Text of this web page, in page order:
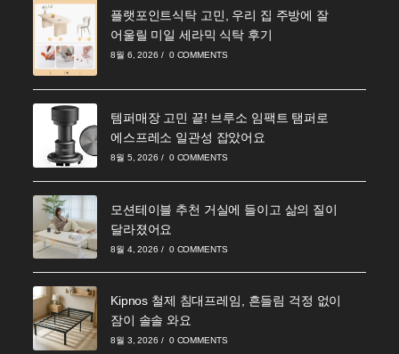
플랫포인트식탁 고민, 우리 집 주방에 잘
어울릴 미일 세라믹 식탁 후기
8월 6, 2026 / 0 COMMENTS
템퍼매장 고민 끝! 브루소 임팩트 탬퍼로
에스프레소 일관성 잡았어요
8월 5, 2026 / 0 COMMENTS
모션테이블 추천 거실에 들이고 삶의 질이
달라졌어요
8월 4, 2026 / 0 COMMENTS
Kipnos 철제 침대프레임, 흔들림 걱정 없이
잠이 솔솔 와요
8월 3, 2026 / 0 COMMENTS